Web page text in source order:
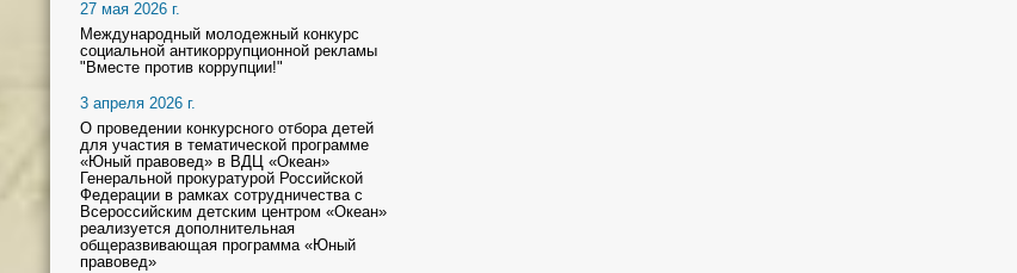
27 мая 2026 г.
Международный молодежный конкурс
социальной антикоррупционной рекламы
"Вместе против коррупции!"
3 апреля 2026 г.
О проведении конкурсного отбора детей
для участия в тематической программе
«Юный правовед» в ВДЦ «Океан»
Генеральной прокуратурой Российской
Федерации в рамках сотрудничества с
Всероссийским детским центром «Океан»
реализуется дополнительная
общеразвивающая программа «Юный
правовед»